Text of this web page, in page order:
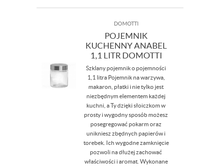
DOMOTTI
POJEMNIK
KUCHENNY ANABEL
1,1 LITR DOMOTTI
Szklany pojemnik o pojemności
1,1 litra Pojemnik na warzywa,
makaron, płatki i nie tylko jest
niezbędnym elementem każdej
kuchni, a Ty dzięki słoiczkom w
prosty i wygodny sposób możesz
posegregować pokarm oraz
unikniesz zbędnych papierów i
torebek. Ich wygodne zamknięcie
pozwoli na dłużej zachować
właściwości i aromat. Wykonane